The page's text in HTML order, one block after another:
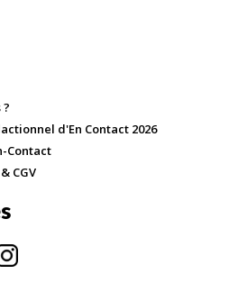
d'En Contact 2026
Contact
CGV